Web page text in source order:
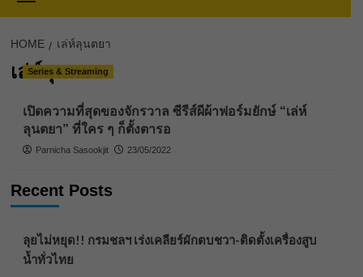
HOME เล่ห์ลุนตยา
เล่ห์ลุนตยา
Series & Streaming
เปิดความที่สุดของจักรวาล ซีรีส์ผีผ้าฟอร์มยักษ์ “เล่ห์
ลุนตยา” ที่ใคร ๆ ก็ตั้งตารอ
Parnicha Sasookjit 23/05/2022
Recent Posts
ลุยไม่หยุด!! กรมชลฯ เร่งเคลียร์ผักตบชวา-ติดตั้งเครื่องสูบ
น้ำทั่วไทย